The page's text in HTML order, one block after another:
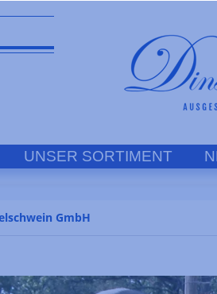
UNSER SORTIMENT
GmbH